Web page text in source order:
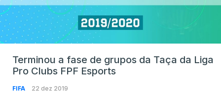
Terminou a fase de grupos da Taça da Liga
Pro Clubs FPF Esports
FIFA 22 dez 2019